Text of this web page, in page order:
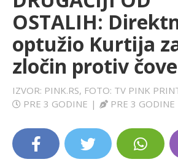
EXTRA
OSTALIH:
optužio Kurtija
zločin protiv
IZVOR: PINK.RS, FOTO: TV PINK
PRE 3 GODINE | PRE 3 GODINE